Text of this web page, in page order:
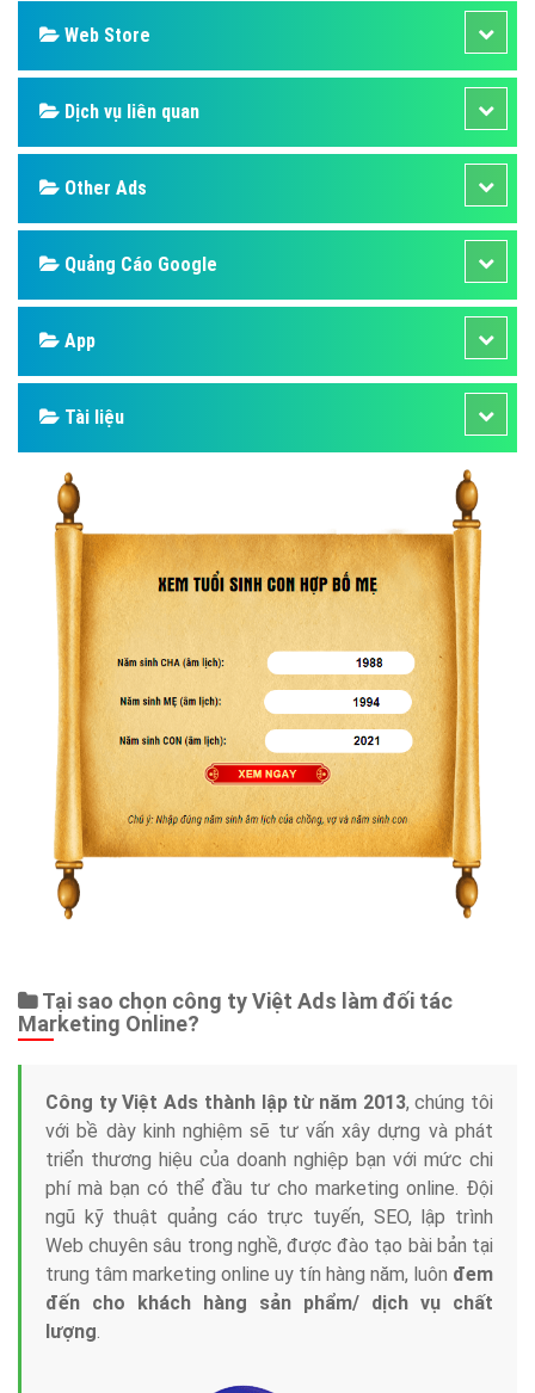
Web Store
Dịch vụ liên quan
Other Ads
Quảng Cáo Google
App
Tài liệu
Tại sao chọn công ty Việt Ads làm đối tác
Marketing Online?
Công ty Việt Ads thành lập từ năm 2013, chúng tôi
với bề dày kinh nghiệm sẽ tư vấn xây dựng và phát
triển thương hiệu của doanh nghiệp bạn với mức chi
phí mà bạn có thể đầu tư cho marketing online. Đội
ngũ kỹ thuật quảng cáo trực tuyến, SEO, lập trình
Web chuyên sâu trong nghề, được đào tạo bài bản tại
trung tâm marketing online uy tín hàng năm, luôn đem
đến cho khách hàng sản phẩm/ dịch vụ chất
lượng.